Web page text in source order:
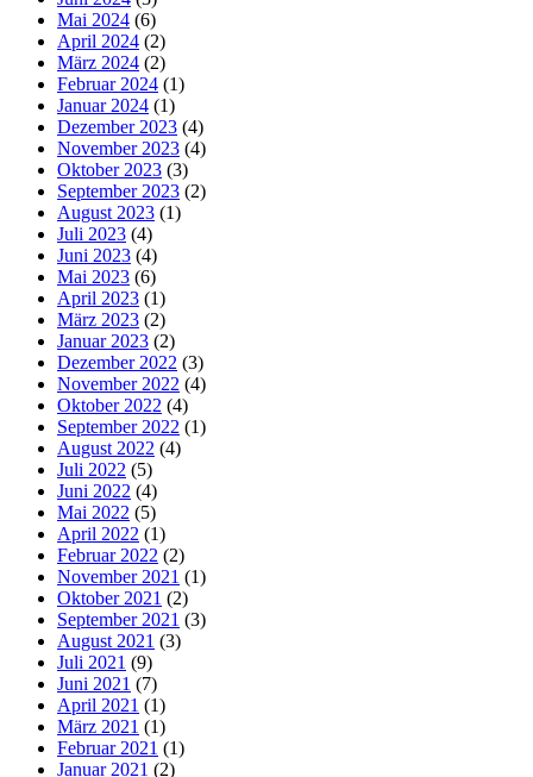
Mai 2024 (6)
April 2024 (2)
März 2024 (2)
Februar 2024 (1)
Januar 2024 (1)
Dezember 2023 (4)
November 2023 (4)
Oktober 2023 (3)
September 2023 (2)
August 2023 (1)
Juli 2023 (4)
Juni 2023 (4)
Mai 2023 (6)
April 2023 (1)
März 2023 (2)
Januar 2023 (2)
Dezember 2022 (3)
November 2022 (4)
Oktober 2022 (4)
September 2022 (1)
August 2022 (4)
Juli 2022 (5)
Juni 2022 (4)
Mai 2022 (5)
April 2022 (1)
Februar 2022 (2)
November 2021 (1)
Oktober 2021 (2)
September 2021 (3)
August 2021 (3)
Juli 2021 (9)
Juni 2021 (7)
April 2021 (1)
März 2021 (1)
Februar 2021 (1)
Januar 2021 (2)